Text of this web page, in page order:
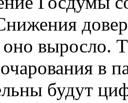
выросло.
в
будут